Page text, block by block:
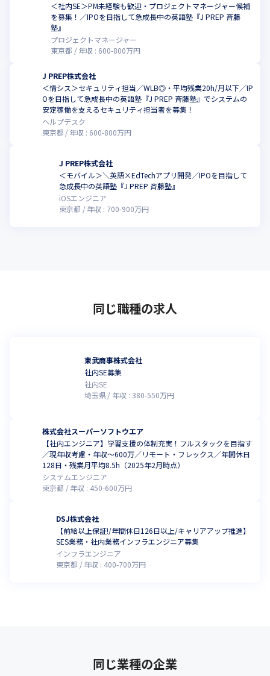
＜社内SE＞PM未経験も歓迎・プロジェクトマネージャー候補
を募集！／IPOを目指して急成長中の英語塾『J PREP 斉藤
塾』
プロジェクトマネージャー
東京都
年収 : 600-800万円
J PREP株式会社
＜情シス＞セキュリティ担当／WLB◎・平均残業20h/月以下／IP
Oを目指して急成長中の英語塾『J PREP 斉藤塾』でシステムの
安定稼働を支えるセキュリティ担当者を募集！
ヘルプデスク
東京都
年収 : 600-800万円
J PREP株式会社
＜モバイル＞＼英語×EdTechアプリ開発／IPOを目指して
急成長中の英語塾『J PREP 斉藤塾』
iOSエンジニア
東京都
年収 : 700-900万円
同じ職種の求人
東武商事株式会社
社内SE募集
社内SE
埼玉県
年収 : 380-550万円
株式会社スーパーソフトウエア
【社内エンジニア】学習支援の体制充実！フルスタックを目指す
／現年収考慮・年収～600万／リモート・フレックス／年間休日
128日・残業月平均8.5h（2025年2月時点）
システムエンジニア
東京都
年収 : 450-600万円
DSJ株式会社
【前給以上保証!/年間休日126日以上/キャリアアップ推進】
SES業務・社内業務インフラエンジニア募集
インフラエンジニア
東京都
年収 : 400-700万円
同じ業種の企業